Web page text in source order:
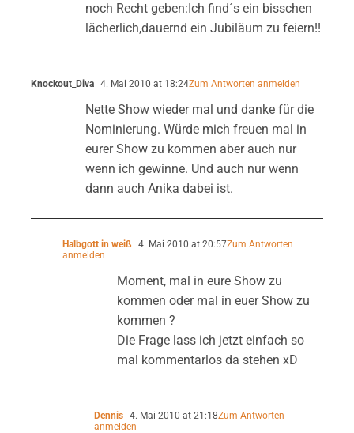
noch Recht geben:Ich find´s ein bisschen
lächerlich,dauernd ein Jubiläum zu feiern!!
Knockout_Diva 4. Mai 2010 at 18:24Zum Antworten anmelden
Nette Show wieder mal und danke für die
Nominierung. Würde mich freuen mal in
eurer Show zu kommen aber auch nur
wenn ich gewinne. Und auch nur wenn
dann auch Anika dabei ist.
Halbgott in weiß 4. Mai 2010 at 20:57Zum Antworten
anmelden
Moment, mal in eure Show zu
kommen oder mal in euer Show zu
kommen ?
Die Frage lass ich jetzt einfach so
mal kommentarlos da stehen xD
Dennis 4. Mai 2010 at 21:18Zum Antworten
anmelden